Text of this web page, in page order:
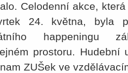
Celodenní akce,
24. května, byla
happeningu
prostoru.
ZUŠek ve